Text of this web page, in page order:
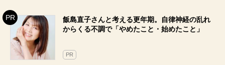
飯島直子さんと考える更年期。自律神経の乱れ
からくる不調で「やめたこと・始めたこと」
PR